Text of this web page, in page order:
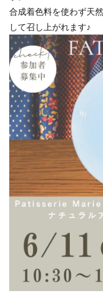
合成着色料を使わず天
して召し上がれます♪